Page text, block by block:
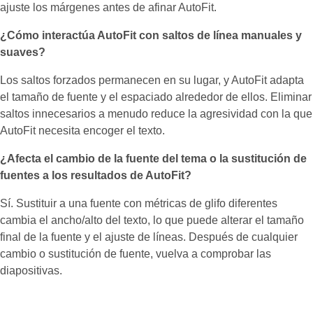
ajuste los márgenes antes de afinar AutoFit.
¿Cómo interactúa AutoFit con saltos de línea manuales y
suaves?
Los saltos forzados permanecen en su lugar, y AutoFit adapta
el tamaño de fuente y el espaciado alrededor de ellos. Eliminar
saltos innecesarios a menudo reduce la agresividad con la que
AutoFit necesita encoger el texto.
¿Afecta el cambio de la fuente del tema o la sustitución de
fuentes a los resultados de AutoFit?
Sí. Sustituir a una fuente con métricas de glifo diferentes
cambia el ancho/alto del texto, lo que puede alterar el tamaño
final de la fuente y el ajuste de líneas. Después de cualquier
cambio o sustitución de fuente, vuelva a comprobar las
diapositivas.